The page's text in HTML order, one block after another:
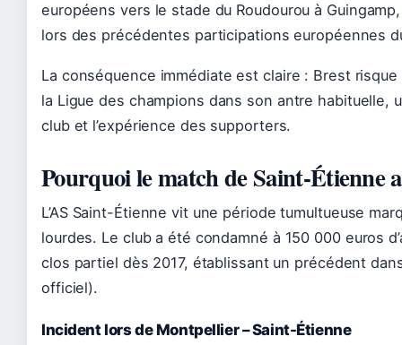
européens vers le stade du Roudourou à
lors des précédentes participations européennes
La conséquence immédiate est claire : Brest
la Ligue des champions dans son antre habituelle,
club et l’expérience des supporters.
Pourquoi le match de Saint-Étienne
L’AS Saint-Étienne vit une période tumultueuse
lourdes. Le club a été condamné à 150 000 euros
clos partiel dès 2017, établissant un précédent
officiel).
Incident lors de Montpellier – Saint-Étienne